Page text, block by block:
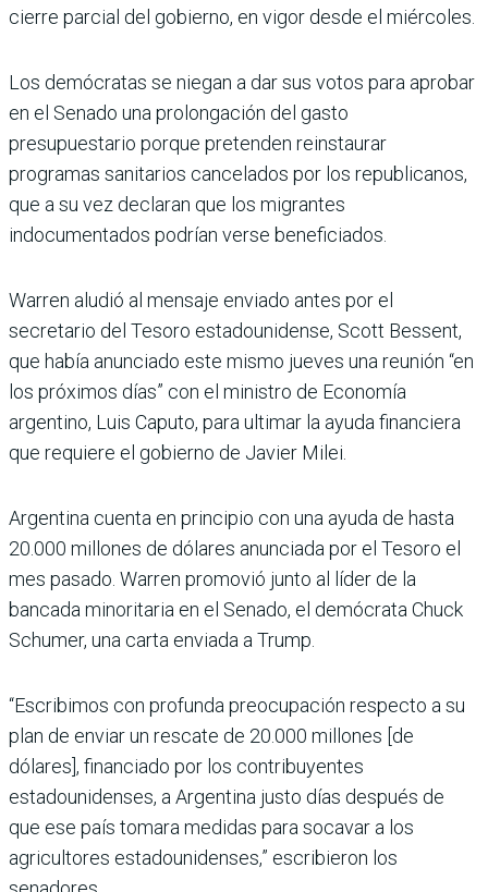
cierre parcial del gobierno, en vigor desde el miércoles.
Los demócratas se niegan a dar sus votos para aprobar
en el Senado una prolongación del gasto
presupuestario porque pretenden reinstaurar
programas sanitarios cancelados por los republicanos,
que a su vez declaran que los migrantes
indocumentados podrían verse beneficiados.
Warren aludió al mensaje enviado antes por el
secretario del Tesoro estadounidense, Scott Bessent,
que había anunciado este mismo jueves una reunión “en
los próximos días” con el ministro de Economía
argentino, Luis Caputo, para ultimar la ayuda financiera
que requiere el gobierno de Javier Milei.
Argentina cuenta en principio con una ayuda de hasta
20.000 millones de dólares anunciada por el Tesoro el
mes pasado. Warren promovió junto al líder de la
bancada minoritaria en el Senado, el demócrata Chuck
Schumer, una carta enviada a Trump.
“Escribimos con profunda preocupación respecto a su
plan de enviar un rescate de 20.000 millones [de
dólares], financiado por los contribuyentes
estadounidenses, a Argentina justo días después de
que ese país tomara medidas para socavar a los
agricultores estadounidenses,” escribieron los